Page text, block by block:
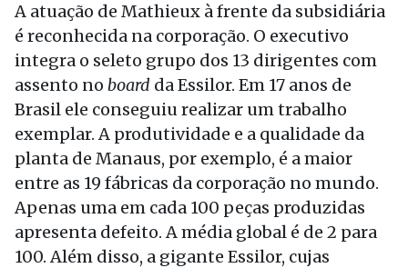
A atuação de Mathieux à frente da subsidiária
é reconhecida na corporação. O executivo
integra o seleto grupo dos 13 dirigentes com
assento no board da Essilor. Em 17 anos de
Brasil ele conseguiu realizar um trabalho
exemplar. A produtividade e a qualidade da
planta de Manaus, por exemplo, é a maior
entre as 19 fábricas da corporação no mundo.
Apenas uma em cada 100 peças produzidas
apresenta defeito. A média global é de 2 para
100. Além disso, a gigante Essilor, cujas